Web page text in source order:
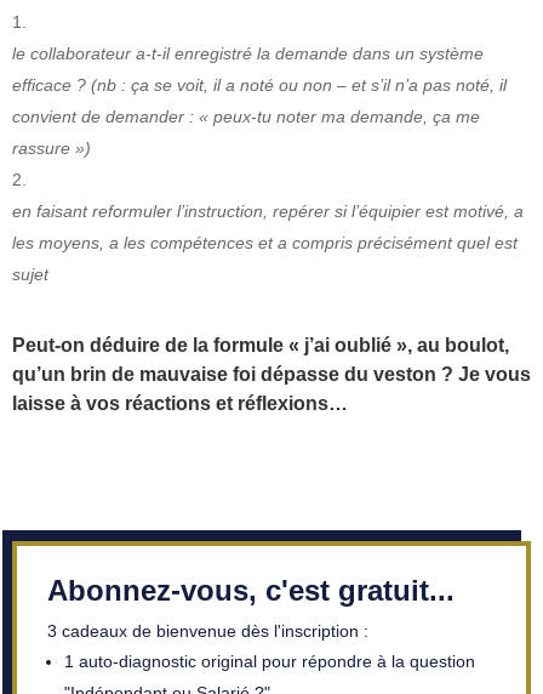
le collaborateur a-t-il enregistré la demande dans un système
efficace ? (nb : ça se voit, il a noté ou non – et s’il n’a pas noté, il
convient de demander : « peux-tu noter ma demande, ça me
rassure »)
en faisant reformuler l’instruction, repérer si l’équipier est motivé, a
les moyens, a les compétences et a compris précisément quel est
sujet
Peut-on déduire de la formule « j’ai oublié », au boulot,
qu’un brin de mauvaise foi dépasse du veston ? Je vous
laisse à vos réactions et réflexions…
Abonnez-vous, c'est gratuit...
3 cadeaux de bienvenue dès l'inscription :
1 auto-diagnostic original pour répondre à la question